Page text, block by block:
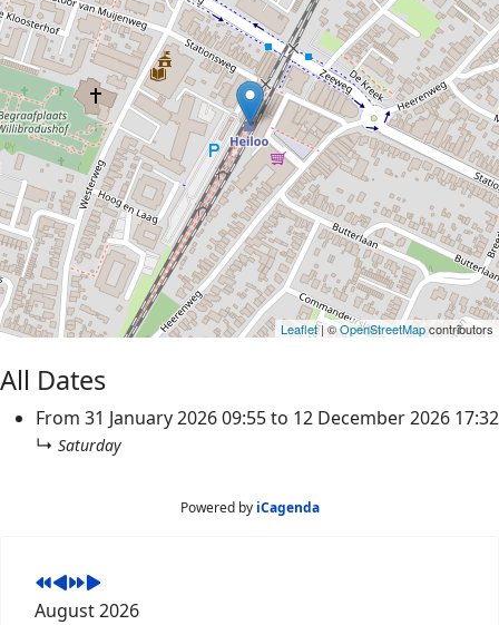
Leaflet| ©OpenStreetMapcontributors
All Dates
From 31 January 202609:55to 12 December 2026 17:32
↳ Saturday
Powered by iCagenda
August 2026